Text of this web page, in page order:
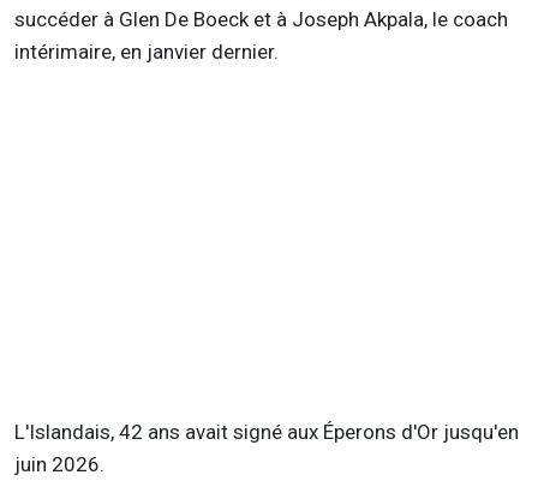
succéder à Glen De Boeck et à Joseph Akpala, le coach
intérimaire, en janvier dernier.
L'Islandais, 42 ans avait signé aux Éperons d'Or jusqu'en
juin 2026.